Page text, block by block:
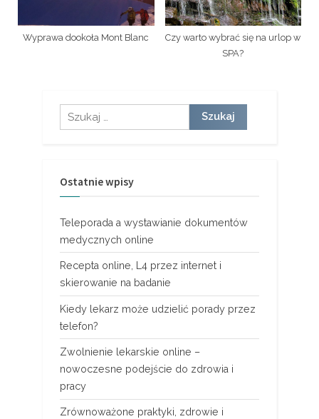
Wyprawa dookoła Mont Blanc
Czy warto wybrać się na urlop w
SPA?
Szukaj:
Ostatnie wpisy
Teleporada a wystawianie dokumentów
medycznych online
Recepta online, L4 przez internet i
skierowanie na badanie
Kiedy lekarz może udzielić porady przez
telefon?
Zwolnienie lekarskie online –
nowoczesne podejście do zdrowia i
pracy
Zrównoważone praktyki, zdrowie i